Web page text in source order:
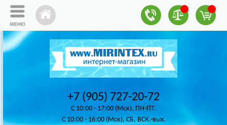
+7 (905) 727-20-72
C 10:00 - 17:00 (Мск), ПН-ПТ.
C 10:00 - 16:00 (Мск), СБ, ВСК.-вых.